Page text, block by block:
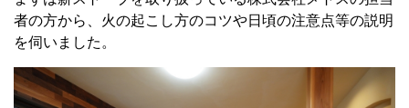
者の方から、火の起こし方のコツや日頃の注意点等の説明
を伺いました。